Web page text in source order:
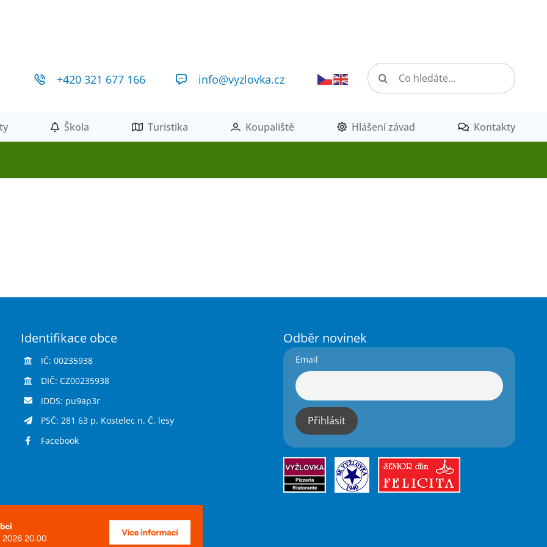
+420 321 677 166 info@vyzlovka.cz
Hledat:
Škola Turistika Koupaliště Hlášení závad Kontakty
Identifikace obce
IČ: 00235938
DIČ: CZ00235938
IDDS: pu9ap3r
PSČ: 281 63 p. Kostelec n. Č. lesy
Facebook
Odběr novinek
Email